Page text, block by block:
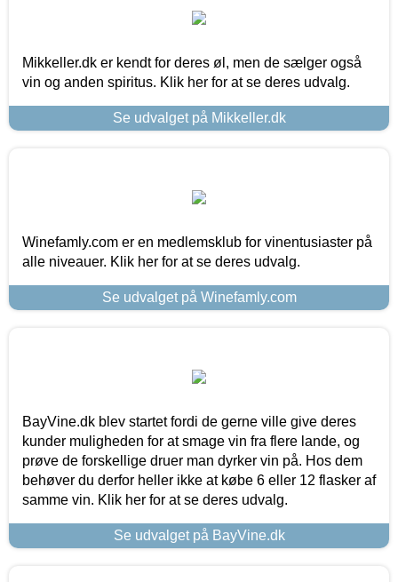
Mikkeller.dk er kendt for deres øl, men de sælger også
vin og anden spiritus. Klik her for at se deres udvalg.
Se udvalget på Mikkeller.dk
Winefamly.com er en medlemsklub for vinentusiaster på
alle niveauer. Klik her for at se deres udvalg.
Se udvalget på Winefamly.com
BayVine.dk blev startet fordi de gerne ville give deres
kunder muligheden for at smage vin fra flere lande, og
prøve de forskellige druer man dyrker vin på. Hos dem
behøver du derfor heller ikke at købe 6 eller 12 flasker af
samme vin. Klik her for at se deres udvalg.
Se udvalget på BayVine.dk